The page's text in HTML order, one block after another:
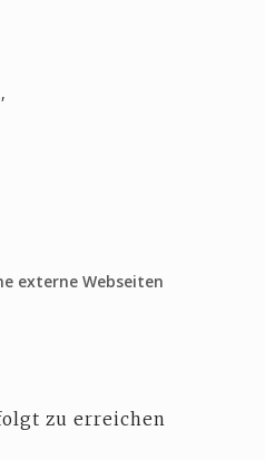
externe Webseiten
zu erreichen